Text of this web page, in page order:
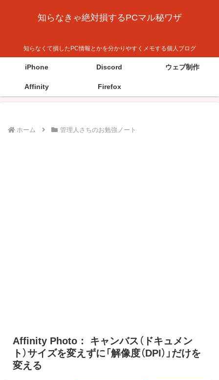
知らなきゃ絶対損するPCマル秘ワザ
知らなくて損したPC情報とかを分かりやすくメモする個人ブログ
iPhone Discord ウェブ制作
Affinity Firefox
ホーム 管理人さちのお勉強ノート
Affinity Photo： キャンバス（ドキュメン
ト）サイズを変えずに「解像度（DPI）」だけを
変える